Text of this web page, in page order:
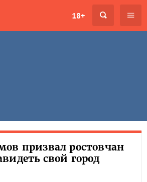
18+
призвал ростовчан
свой город